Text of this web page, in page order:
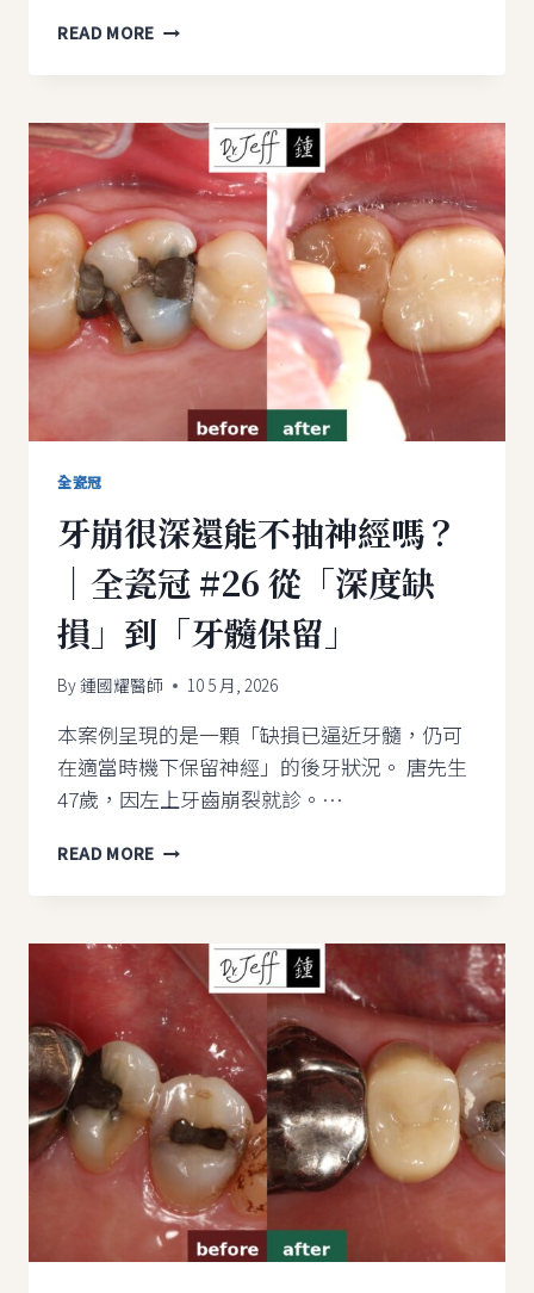
READ MORE
牙
緣
變
黑
是
蛀
牙
嗎？
｜
全
瓷
漏
蛀
牙」
到
「重
新
保
全瓷冠
牙崩很深還能不抽神經嗎？
｜全瓷冠 #26 從「深度缺
損」到「牙髓保留」
By鍾國耀醫師 10 5 月, 2026
本案例呈現的是一顆「缺損已逼近牙髓，仍可
在適當時機下保留神經」的後牙狀況。 唐先生
47歲，因左上牙齒崩裂就診。…
READ MORE
很
還
能
不
抽
經
嗎？
｜
全
冠
#26
從